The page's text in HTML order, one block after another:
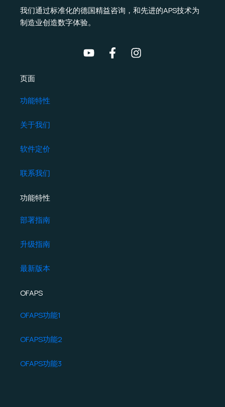
我们通过标准化的德国精益咨询，和先进的APS技术为
制造业创造数字体验。
页面
功能特性
关于我们
软件定价
联系我们
功能特性
部署指南
升级指南
最新版本
OFAPS
OFAPS功能1
OFAPS功能2
OFAPS功能3